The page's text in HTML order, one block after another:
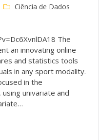
Ciência de Dados
The
an innovating online
and statistics tools
in any sport modality.
in the
univariate and